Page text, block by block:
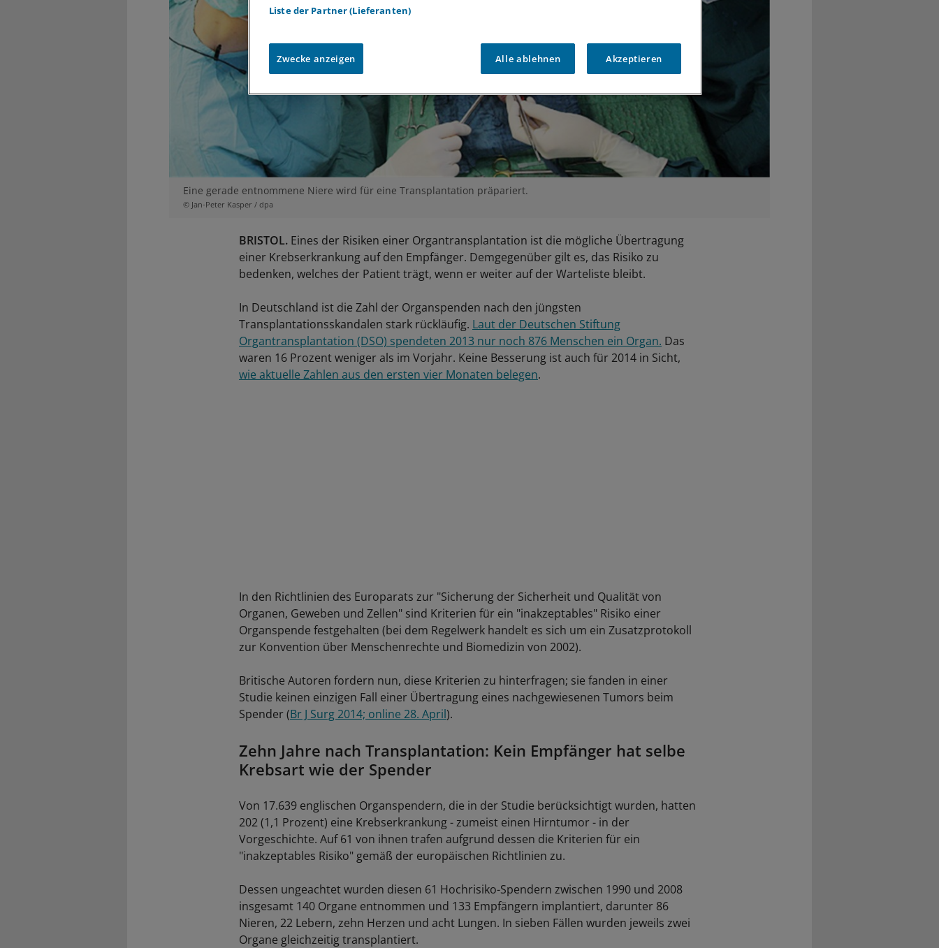
Eine gerade entnommene Niere wird für eine Transplantation präpariert.
© Jan-Peter Kasper / dpa
BRISTOL. Eines der Risiken einer Organtransplantation ist die mögliche Übertragung
einer Krebserkrankung auf den Empfänger. Demgegenüber gilt es, das Risiko zu
bedenken, welches der Patient trägt, wenn er weiter auf der Warteliste bleibt.
In Deutschland ist die Zahl der Organspenden nach den jüngsten
Transplantationsskandalen stark rückläufig. Laut der Deutschen Stiftung
Organtransplantation (DSO) spendeten 2013 nur noch 876 Menschen ein Organ. Das
waren 16 Prozent weniger als im Vorjahr. Keine Besserung ist auch für 2014 in Sicht,
wie aktuelle Zahlen aus den ersten vier Monaten belegen.
In den Richtlinien des Europarats zur "Sicherung der Sicherheit und Qualität von
Organen, Geweben und Zellen" sind Kriterien für ein "inakzeptables" Risiko einer
Organspende festgehalten (bei dem Regelwerk handelt es sich um ein Zusatzprotokoll
zur Konvention über Menschenrechte und Biomedizin von 2002).
Britische Autoren fordern nun, diese Kriterien zu hinterfragen; sie fanden in einer
Studie keinen einzigen Fall einer Übertragung eines nachgewiesenen Tumors beim
Spender (Br J Surg 2014; online 28. April).
Zehn Jahre nach Transplantation: Kein Empfänger hat selbe
Krebsart wie der Spender
Von 17.639 englischen Organspendern, die in der Studie berücksichtigt wurden, hatten
202 (1,1 Prozent) eine Krebserkrankung - zumeist einen Hirntumor - in der
Vorgeschichte. Auf 61 von ihnen trafen aufgrund dessen die Kriterien für ein
"inakzeptables Risiko" gemäß der europäischen Richtlinien zu.
Dessen ungeachtet wurden diesen 61 Hochrisiko-Spendern zwischen 1990 und 2008
insgesamt 140 Organe entnommen und 133 Empfängern implantiert, darunter 86
Nieren, 22 Lebern, zehn Herzen und acht Lungen. In sieben Fällen wurden jeweils zwei
Organe gleichzeitig transplantiert.
Liste der Partner (Lieferanten)
Zwecke anzeigen Alle ablehnen Akzeptieren